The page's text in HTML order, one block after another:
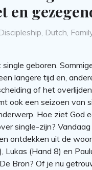
en
, Dutch,
geboren.
langere tijd en,
of het
ook een seizoen van
Hoe ziet God
single-zijn?
ontdekken uit de
Lukas (Hand 8) en
Bron? Of je nu